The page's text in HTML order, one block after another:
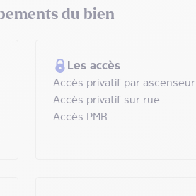
du bien
Les accès
Accès privatif par ascenseur
Accès privatif sur rue
Accès PMR